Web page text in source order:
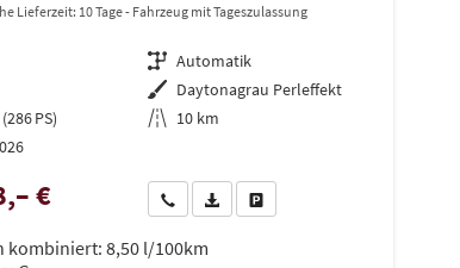
Lieferzeit: 10 Tage Fahrzeug mit Tageszulassung
Getriebe Automatik
Außenfarbe Daytonagrau Perleffekt
PS) Kilometerstand 10 km
€ Wir rufen Sie an
PDF-Datei, Fahrzeugexposé drucken
Drucken, parken oder
kombiniert:8,50 l/100km